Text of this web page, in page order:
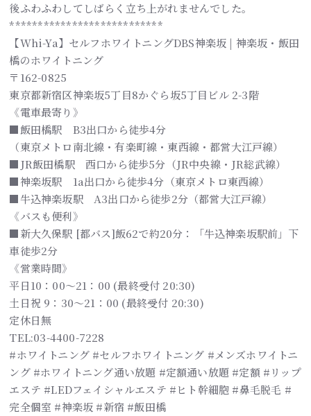
後ふわふわしてしばらく立ち上がれませんでした。
***************************
【Whi-Ya】セルフホワイトニングDBS神楽坂 | 神楽坂・飯田
橋のホワイトニング
〒162-0825
東京都新宿区神楽坂5丁目8かぐら坂5丁目ビル 2-3階
《電車最寄り》
■飯田橋駅 B3出口から徒歩4分
（東京メトロ南北線・有楽町線・東西線・都営大江戸線）
■JR飯田橋駅 西口から徒歩5分（JR中央線・JR総武線）
■神楽坂駅 1a出口から徒歩4分（東京メトロ東西線）
■牛込神楽坂駅 A3出口から徒歩2分（都営大江戸線）
《バスも便利》
■新大久保駅 [都バス]飯62で約20分：「牛込神楽坂駅前」下
車徒歩2分
《営業時間》
平日10：00～21：00 (最終受付 20:30)
土日祝 9：30～21：00 (最終受付 20:30)
定休日無
TEL:03-4400-7228
#ホワイトニング #セルフホワイトニング #メンズホワイトニ
ング #ホワイトニング通い放題 #定額通い放題 #定額 #リップ
エステ #LEDフェイシャルエステ #ヒト幹細胞 #鼻毛脱毛 #
完全個室 #神楽坂 #新宿 #飯田橋